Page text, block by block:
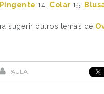
Pingente 14. Colar 15.
sugerir outros temas de
PAULA